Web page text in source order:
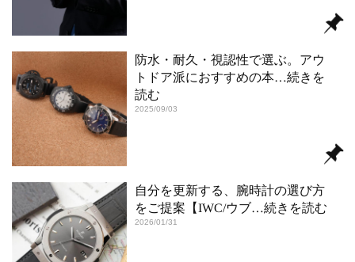
防水・耐久・視認性で選ぶ。アウ
トドア派におすすめの本…続きを
読む
2025/09/03
自分を更新する、腕時計の選び方
をご提案【IWC/ウブ…続きを読む
2026/01/31